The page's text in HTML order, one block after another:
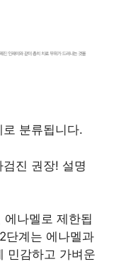
분류됩니다.
에나멜로 제한됩
단계는 에나멜과
민감하고 가벼운